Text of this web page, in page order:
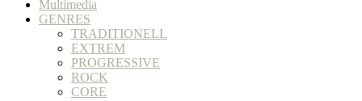
Multimedia
GENRES
TRADITIONELL
EXTREM
PROGRESSIVE
ROCK
CORE